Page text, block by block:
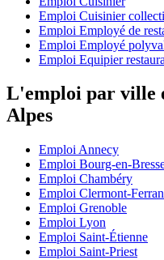
Emploi Cuisinier
Emploi Employé de
Emploi Employé
Emploi Equipier
L'emploi par ville
Alpes
Emploi Annecy
Emploi Bourg-en-
Emploi Chambéry
Emploi Clermont-
Emploi Grenoble
Emploi Lyon
Emploi Saint-Étienne
Emploi Saint-Priest